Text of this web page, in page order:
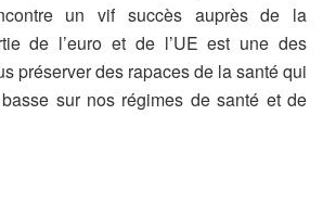
un vif succès auprès de la
de l’euro et de l’UE est une des
préserver des rapaces de la santé qui
sur nos régimes de santé et de